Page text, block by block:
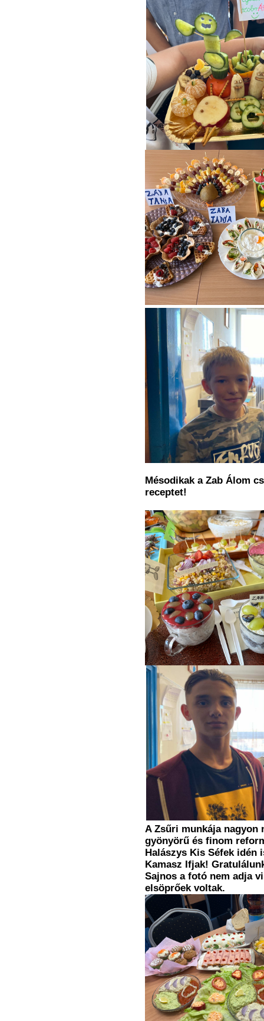
Mésodikak a Zab Álom
receptet!
A Zsűri munkája nagyon
gyönyörű és finom
Halászys Kis Séfek idén
Kamasz Ifjak!
Sajnos a fotó nem adja
elsöprőek voltak.